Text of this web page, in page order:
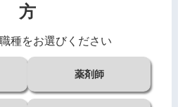
方
種をお選びください
薬剤師